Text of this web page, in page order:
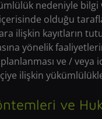
nedeniyle
olduğu
ilişkin kayıtların
yönelik
ve / veya
ilişkin
ve